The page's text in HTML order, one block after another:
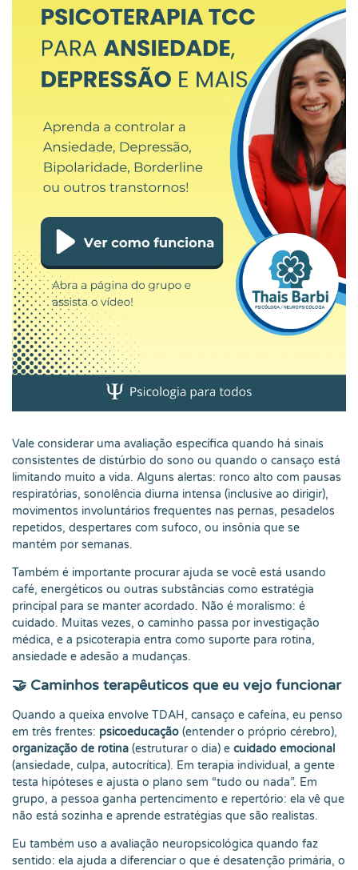
Vale considerar uma avaliação específica quando há sinais
consistentes de distúrbio do sono ou quando o cansaço está
limitando muito a vida. Alguns alertas: ronco alto com pausas
respiratórias, sonolência diurna intensa (inclusive ao dirigir),
movimentos involuntários frequentes nas pernas, pesadelos
repetidos, despertares com sufoco, ou insônia que se
mantém por semanas.
Também é importante procurar ajuda se você está usando
café, energéticos ou outras substâncias como estratégia
principal para se manter acordado. Não é moralismo: é
cuidado. Muitas vezes, o caminho passa por investigação
médica, e a psicoterapia entra como suporte para rotina,
ansiedade e adesão a mudanças.
🤝 Caminhos terapêuticos que eu vejo funcionar
Quando a queixa envolve TDAH, cansaço e cafeína, eu penso
em três frentes: psicoeducação (entender o próprio cérebro),
organização de rotina (estruturar o dia) e cuidado emocional
(ansiedade, culpa, autocrítica). Em terapia individual, a gente
testa hipóteses e ajusta o plano sem “tudo ou nada”. Em
grupo, a pessoa ganha pertencimento e repertório: ela vê que
não está sozinha e aprende estratégias que são realistas.
Eu também uso a avaliação neuropsicológica quando faz
sentido: ela ajuda a diferenciar o que é desatenção primária, o